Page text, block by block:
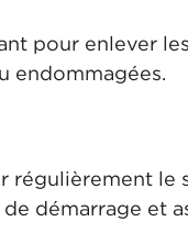
pour enlever
endommagées.
régulièrement le
démarrage et